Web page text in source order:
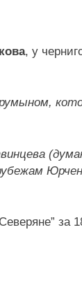
, у
за